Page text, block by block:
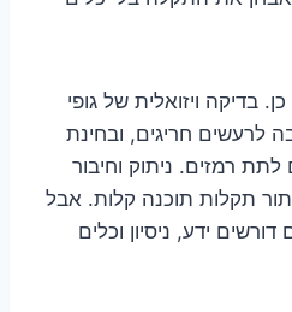
בדיקה ויזואלית של גופי
לרעשים חריגים, ובחינת
לתת רמזים. ניתוק וחיבור
תקלות תוכנה קלות. אבל
ידע, ניסיון וכלים